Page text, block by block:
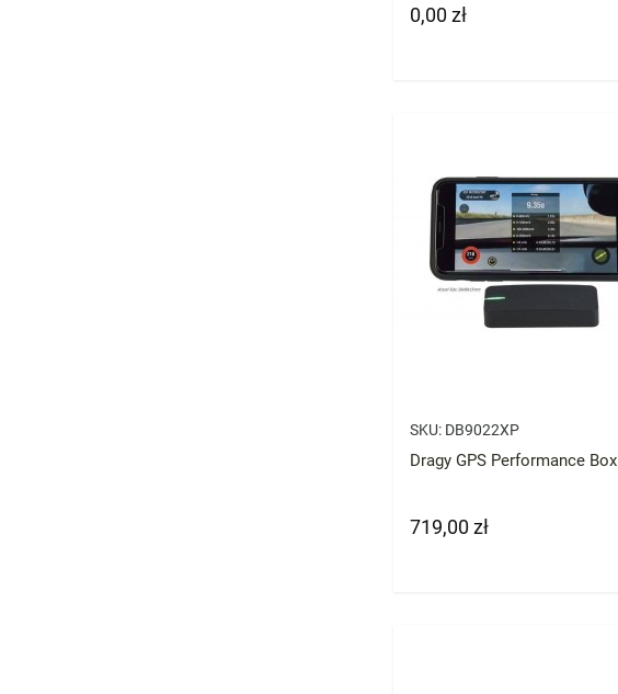
licznik przebieg
Cena
0,00 zł
SKU: DB9022XP
Dragy GPS Performance Box
Cena
719,00 zł